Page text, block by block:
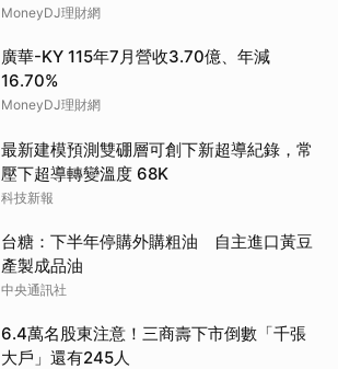
MoneyDJ理財網
廣華-KY 115年7月營收3.70億、年減
16.70%
MoneyDJ理財網
最新建模預測雙硼層可創下新超導紀錄，常
壓下超導轉變溫度 68K
科技新報
台糖：下半年停購外購粗油 自主進口黃豆
產製成品油
中央通訊社
6.4萬名股東注意！三商壽下市倒數「千張
大戶」還有245人